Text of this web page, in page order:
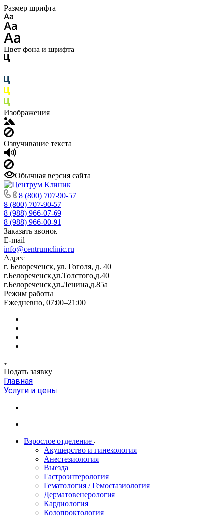
Размер шрифта
Цвет фона и шрифта
Изображения
Озвучивание текста
Обычная версия сайта
8 (800) 707-90-57
8 (800) 707-90-57
8 (988) 966-07-69
8 (988) 966-00-91
Заказать звонок
E-mail
info@centrumclinic.ru
Адрес
г. Белореченск, ул. Гоголя, д. 40
г.Белореченск,ул.Толстого,д.40
г.Белореченск,ул.Ленина,д.85а
Режим работы
Ежедневно, 07:00–21:00
Подать заявку
Главная
Услуги и цены
Взрослое отделение
Акушерство и гинекология
Анестезиология
Выезда
Гастроэнтерология
Гематология / Гемостазиология
Дерматовенерология
Кардиология
Колопроктология